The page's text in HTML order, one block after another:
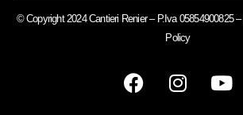
© Copyright 2024 Cantieri Renier – P.Iva 05854900825 –
Policy